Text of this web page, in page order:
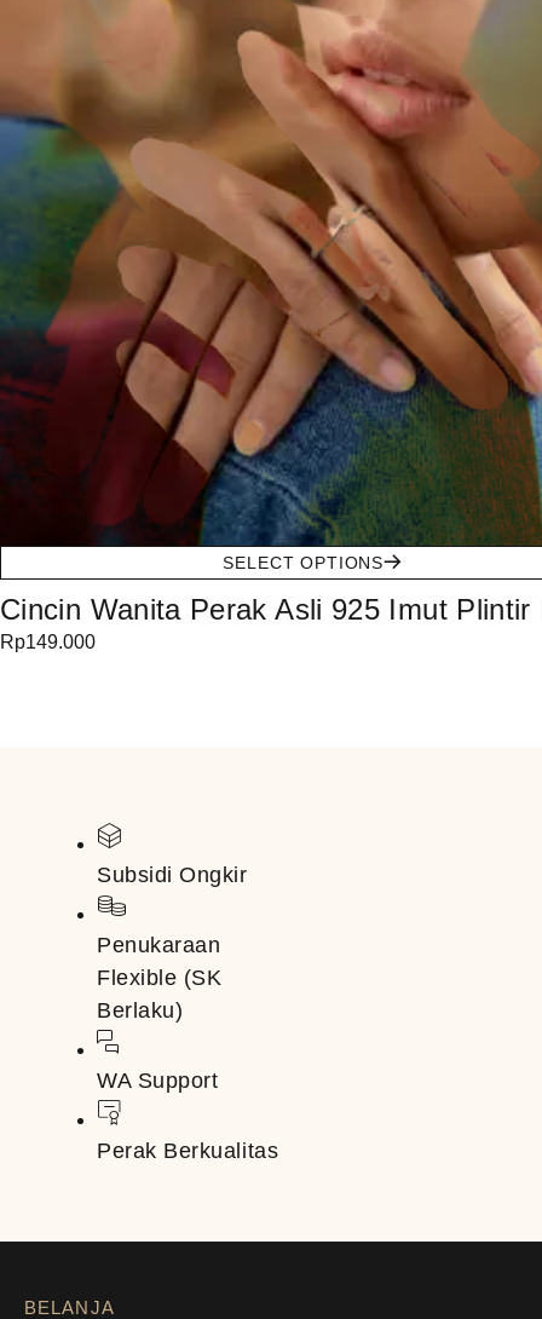
SELECT OPTIONS
Cincin Wanita Perak Asli 925 Imut Plintir
Rp149.000
Subsidi Ongkir
Penukaraan
Flexible (SK
Berlaku)
WA Support
Perak Berkualitas
BELANJA